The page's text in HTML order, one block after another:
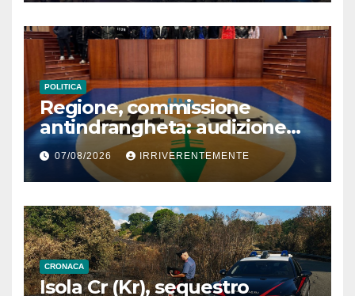
POLITICA
Regione, commissione
antindrangheta: audizione
Rodi Morabito. Coraggio
denuncia e vicinanza
istituzioni
07/08/2026 IRRIVERENTEMENTE
CRONACA
Isola Cr (Kr), sequestro